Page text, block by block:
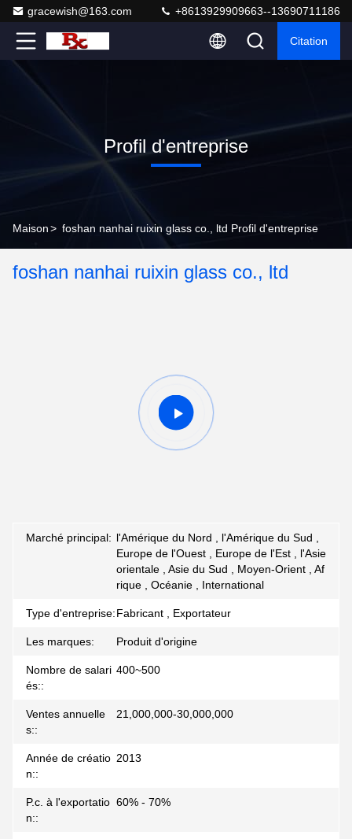
gracewish@163.com +8613929909663--13690711186
Citation
Profil d'entreprise
Maison> foshan nanhai ruixin glass co., ltd Profil d'entreprise
foshan nanhai ruixin glass co., ltd
Marché principal: l'Amérique du Nord , l'Amérique du Sud ,
Europe de l'Ouest , Europe de l'Est , l'Asie
orientale , Asie du Sud , Moyen-Orient , Af
rique , Océanie , International
Type d'entreprise:Fabricant , Exportateur
Les marques: Produit d'origine
Nombre de salari
és::
400~500
Ventes annuelle
s::
21,000,000-30,000,000
Année de créatio
n::
2013
P.c. à l'exportatio
n::
60% - 70%